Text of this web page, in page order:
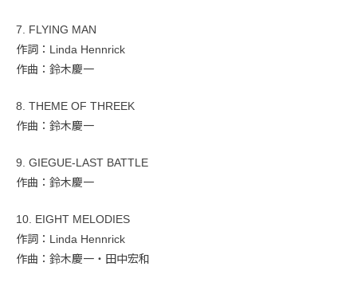
7. FLYING MAN
作詞：Linda Hennrick
作曲：鈴木慶一
8. THEME OF THREEK
作曲：鈴木慶一
9. GIEGUE-LAST BATTLE
作曲：鈴木慶一
10. EIGHT MELODIES
作詞：Linda Hennrick
作曲：鈴木慶一・田中宏和